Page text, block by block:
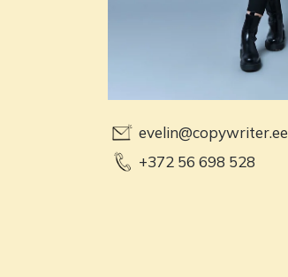
evelin@copywriter.ee
+372 56 698 528